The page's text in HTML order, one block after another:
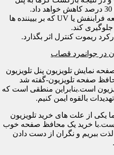
یک محافظ خوب باید از اشعه فرابنفش یا UV که بر بییننده ها
کند.
ریموت کنترل اثر بگذارد.
در جوانمرد قصاب
نمایش تلویزیون پنل تلویزیون
صفحه تلویزیون-گفته شد
است.بنابراین منطقی است که
بالقوه ایمن کنیم.
یکی از علت های خرید تلویزیون
خرید یک محافظ صفحه خوب
لذت ببریم و نگران از دست دادن